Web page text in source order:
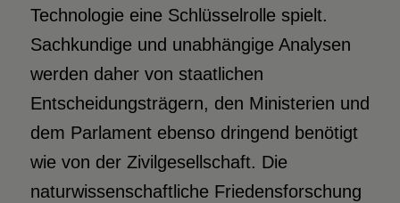
Technologie eine Schlüsselrolle spielt.
Sachkundige und unabhängige Analysen
werden daher von staatlichen
Entscheidungsträgern, den Ministerien und
dem Parlament ebenso dringend benötigt
wie von der Zivilgesellschaft. Die
naturwissenschaftliche Friedensforschung